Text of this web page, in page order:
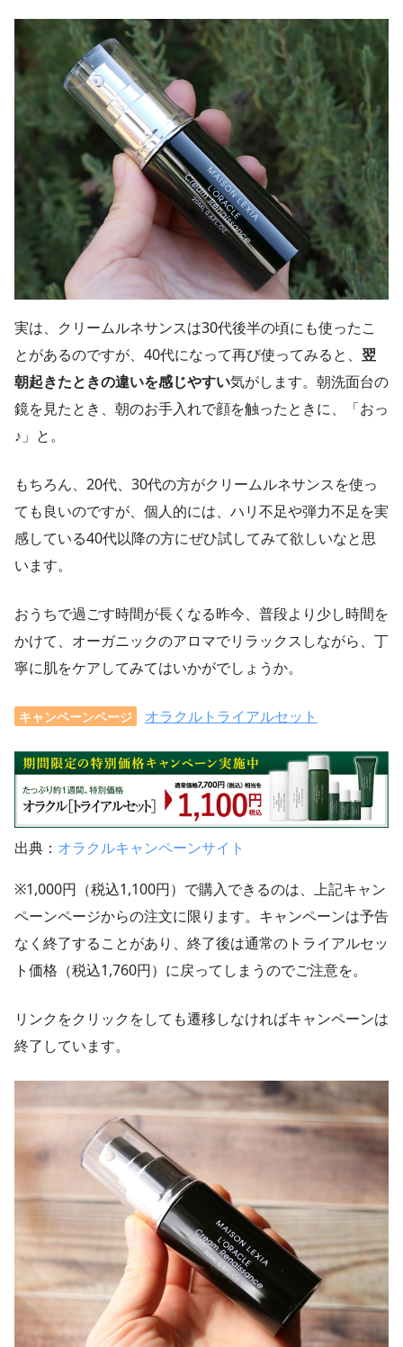
実は、クリームルネサンスは30代後半の頃にも使ったこ
とがあるのですが、40代になって再び使ってみると、 翌
朝起きたときの違いを感じやすい気がします。朝洗面台の
鏡を見たとき、朝のお手入れで顔を触ったときに、「おっ
♪」と。
もちろん、20代、30代の方がクリームルネサンスを使っ
ても良いのですが、個人的には、ハリ不足や弾力不足を実
感している40代以降の方にぜひ試してみて欲しいなと思
います。
おうちで過ごす時間が長くなる昨今、普段より少し時間を
かけて、オーガニックのアロマでリラックスしながら、丁
寧に肌をケアしてみてはいかがでしょうか。
キャンペーンページ オラクルトライアルセット
出典： オラクルキャンペーンサイト
※1,000円（税込1,100円）で購入できるのは、上記キャン
ペーンページからの注文に限ります。キャンペーンは予告
なく終了することがあり、終了後は通常のトライアルセッ
ト価格（税込1,760円）に戻ってしまうのでご注意を。
リンクをクリックをしても遷移しなければキャンペーンは
終了しています。